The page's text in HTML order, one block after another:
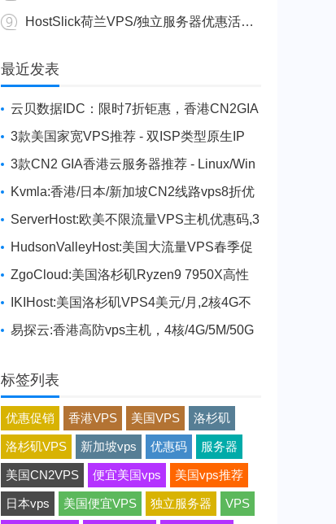
HostSlick荷兰VPS/独立服务器优惠活动整理2023年12月
最近发表
云贝数据IDC：限时7折钜惠，香港CN2GIA
双向线路 补货上新
3款美国家宽VPS推荐 - 双ISP类型原生IP
3款CN2 GIA香港云服务器推荐 - Linux/Win
dows系统支持 - 价格便宜
Kvmla:香港/日本/新加坡CN2线路vps8折优
惠,独立服务器280
ServerHost:欧美不限流量VPS主机优惠码,3
G内存$22/年
HudsonValleyHost:美国大流量VPS春季促
销,1核1G20TB流量$15/年
ZgoCloud:美国洛杉矶Ryzen9 7950X高性
能VPS特价,CN2GIA/9929/CMIN2
IKIHost:美国洛杉矶VPS4美元/月,2核4G不
限流量,亚洲优化网络,支持Windows
易探云:香港高防vps主机，4核/4G/5M/50G
标签列表
优惠促销 香港VPS 美国VPS 洛杉矶
洛杉矶VPS 新加坡vps 优惠码 服务器
美国CN2VPS 便宜美国vps 美国vps推荐
日本vps 美国便宜VPS 独立服务器 VPS